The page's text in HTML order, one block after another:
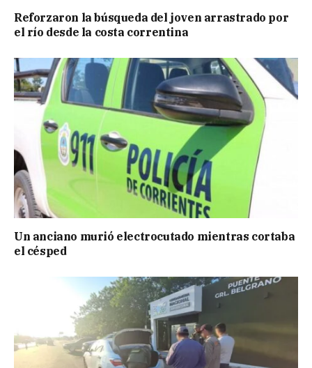
Reforzaron la búsqueda del joven arrastrado por
el río desde la costa correntina
Un anciano murió electrocutado mientras cortaba
el césped